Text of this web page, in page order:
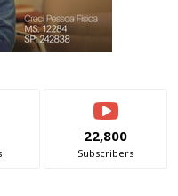
22,800
Subscribers